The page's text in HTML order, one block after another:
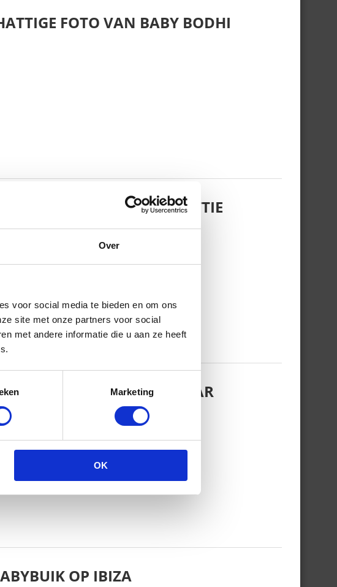
Over
voor social media te bieden en om ons
site met onze partners voor social
met andere informatie die u aan ze heeft
Marketing
OK
FOTO VAN BABY BODHI
MET DOCHTERTJE SCOTTIE
GEZINSFOTO MET HAAR
OP IBIZA